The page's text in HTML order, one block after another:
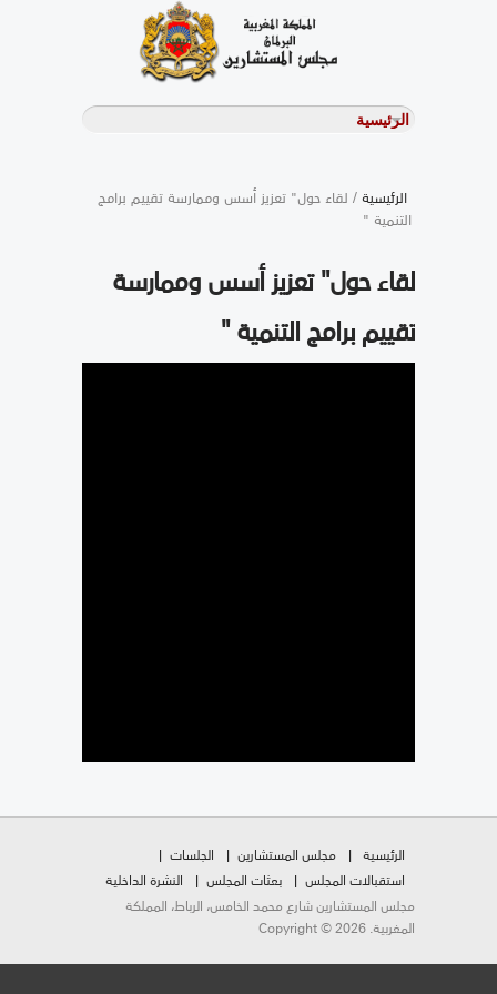
الرئيسية/ لقاء حول" تعزيز أسس وممارسة تقييم برامج
التنمية "
لقاء حول" تعزيز أسس وممارسة
تقييم برامج التنمية "
الرئيسية مجلس المستشارين
الجلسات
استقبالات المجلس
بعثات المجلس
النشرة الداخلية
مجلس المستشارين شارع محمد الخامس، الرباط، المملكة
المغربية. Copyright © 2026